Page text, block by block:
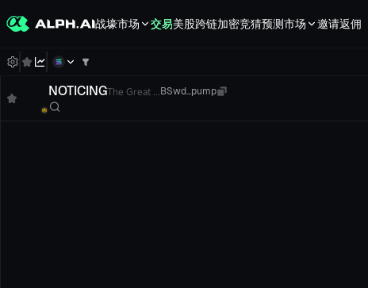
战壕市场 交易美股跨链加密竞猜预测市场 邀请返佣
NOTICINGThe Great ... BSwd...pump